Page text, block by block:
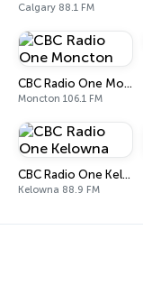
Calgary 88.1 FM
CBC Radio One Moncton
Moncton 106.1 FM
CBC Radio One Kelowna
Kelowna 88.9 FM